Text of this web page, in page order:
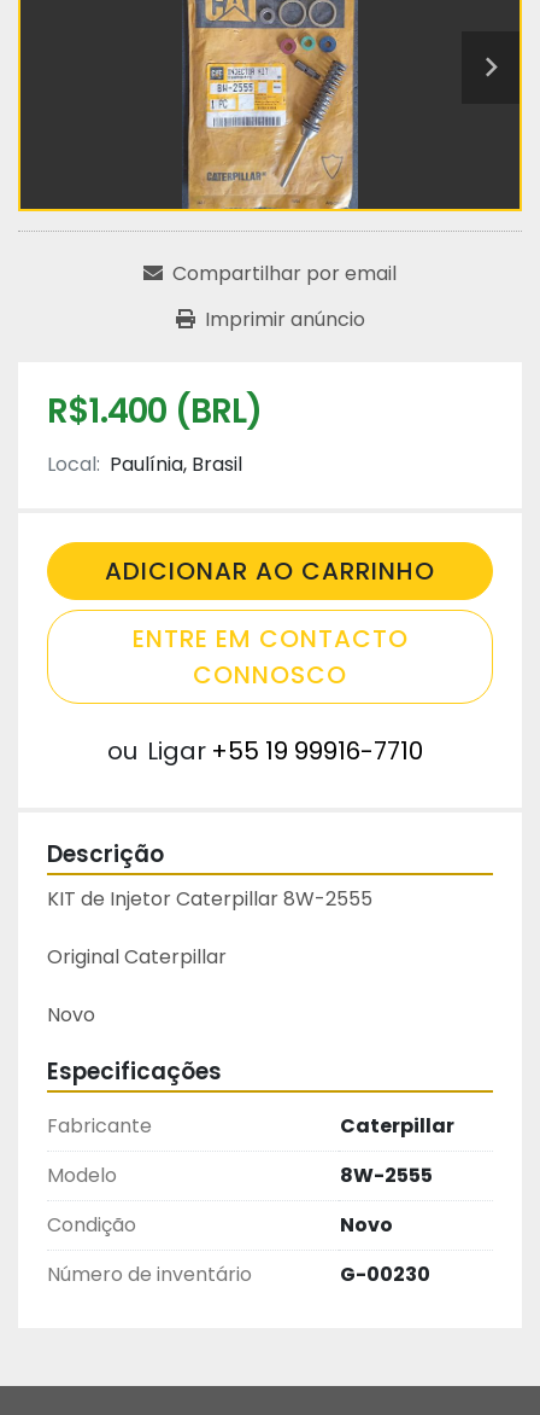
Compartilhar por email
Imprimir anúncio
R$1.400 (BRL)
Local: Paulínia, Brasil
ADICIONAR AO CARRINHO
ENTRE EM CONTACTO
CONNOSCO
ou Ligar +55 19 99916-7710
Descrição
KIT de Injetor Caterpillar 8W-2555
Original Caterpillar
Novo
Especificações
Fabricante
Caterpillar
Modelo
8W-2555
Condição
Novo
Número de inventário
G-00230